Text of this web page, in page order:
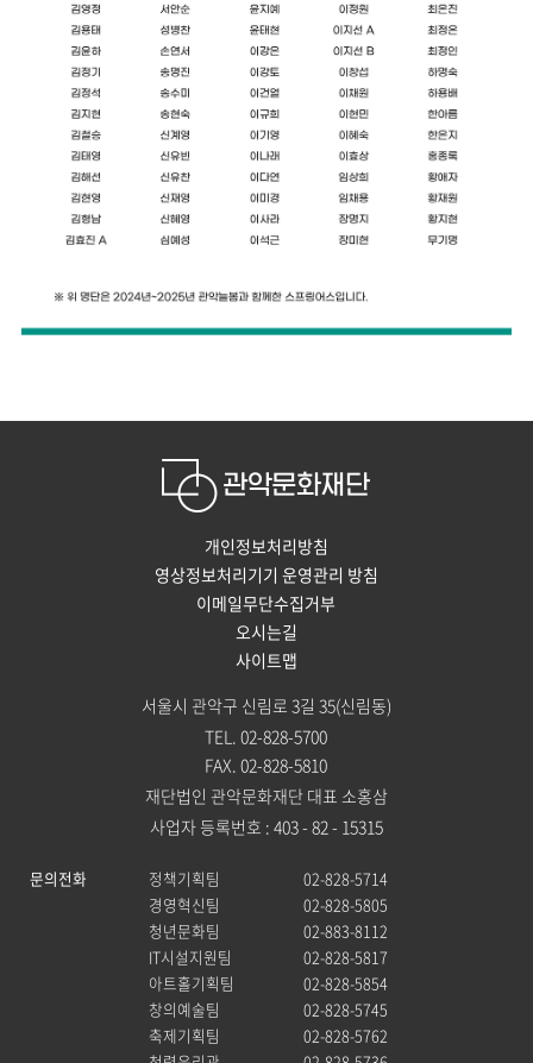
개인정보처리방침
영상정보처리기기 운영관리 방침
이메일무단수집거부
오시는길
사이트맵
서울시 관악구 신림로 3길 35(신림동)
TEL. 02-828-5700
FAX. 02-828-5810
재단법인 관악문화재단 대표 소홍삼
사업자 등록번호 : 403 - 82 - 15315
문의전화 정책기획팀
02-828-5714
경영혁신팀
02-828-5805
청년문화팀
02-883-8112
IT시설지원팀
02-828-5817
아트홀기획팀
02-828-5854
창의예술팀
02-828-5745
축제기획팀
02-828-5762